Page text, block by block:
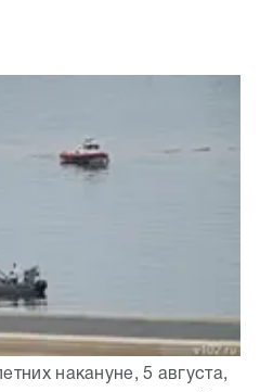
накануне, 5 августа,